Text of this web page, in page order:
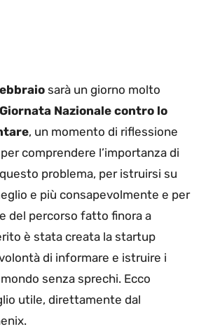
sarà un giorno molto
Giornata Nazionale contro lo
, un momento di riflessione
comprendere l’importanza di
problema, per istruirsi su
e più consapevolmente e per
del percorso fatto finora a
è stata creata la startup
di informare e istruire i
senza sprechi. Ecco
utile, direttamente dal